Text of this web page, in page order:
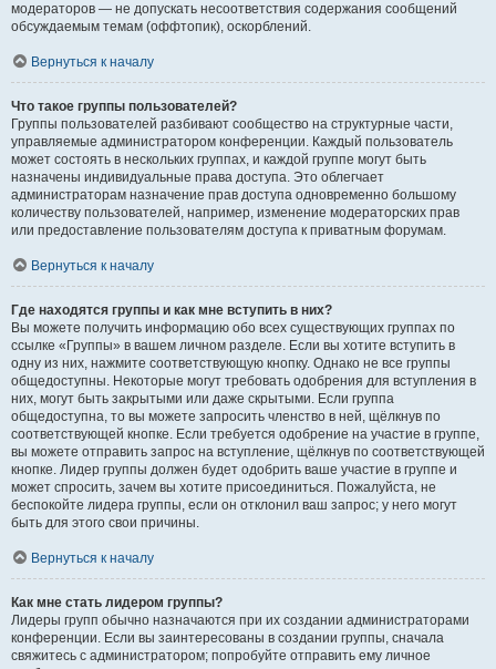
модераторов — не допускать несоответствия содержания сообщений
обсуждаемым темам (оффтопик), оскорблений.
Вернуться к началу
Что такое группы пользователей?
Группы пользователей разбивают сообщество на структурные части,
управляемые администратором конференции. Каждый пользователь
может состоять в нескольких группах, и каждой группе могут быть
назначены индивидуальные права доступа. Это облегчает
администраторам назначение прав доступа одновременно большому
количеству пользователей, например, изменение модераторских прав
или предоставление пользователям доступа к приватным форумам.
Вернуться к началу
Где находятся группы и как мне вступить в них?
Вы можете получить информацию обо всех существующих группах по
ссылке «Группы» в вашем личном разделе. Если вы хотите вступить в
одну из них, нажмите соответствующую кнопку. Однако не все группы
общедоступны. Некоторые могут требовать одобрения для вступления в
них, могут быть закрытыми или даже скрытыми. Если группа
общедоступна, то вы можете запросить членство в ней, щёлкнув по
соответствующей кнопке. Если требуется одобрение на участие в группе,
вы можете отправить запрос на вступление, щёлкнув по соответствующей
кнопке. Лидер группы должен будет одобрить ваше участие в группе и
может спросить, зачем вы хотите присоединиться. Пожалуйста, не
беспокойте лидера группы, если он отклонил ваш запрос; у него могут
быть для этого свои причины.
Вернуться к началу
Как мне стать лидером группы?
Лидеры групп обычно назначаются при их создании администраторами
конференции. Если вы заинтересованы в создании группы, сначала
свяжитесь с администратором; попробуйте отправить ему личное